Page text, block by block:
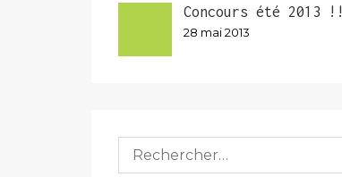
Concours été 2013 !!
28 mai 2013
Rechercher :